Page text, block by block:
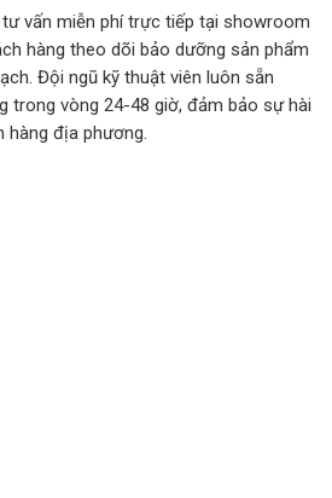
vấn miễn phí trực tiếp tại showroom
hàng theo dõi bảo dưỡng sản phẩm
Đội ngũ kỹ thuật viên luôn sẵn
trong vòng 24-48 giờ, đảm bảo sự hài
hàng địa phương.